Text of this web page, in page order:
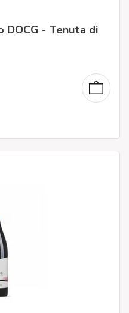
DOCG - Tenuta di